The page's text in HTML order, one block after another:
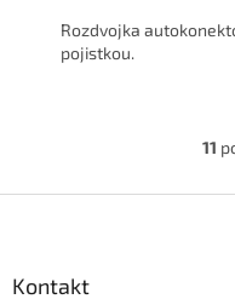
Rozdvojka
pojistkou.
11
Kontakt